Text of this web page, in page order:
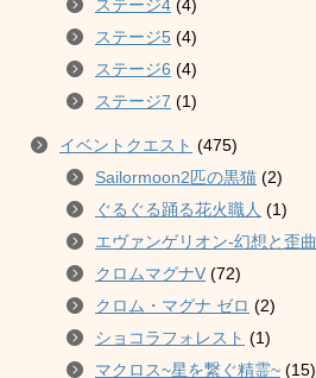
ステージ4 (4)
ステージ5 (4)
ステージ6 (4)
ステージ7 (1)
イベントクエスト (475)
Sailormoon2匹の黒猫 (2)
ぐるぐる踊る花火職人 (1)
エヴァンゲリオン-幻想と歪
クロムマグナV (72)
クロム・マグナ ゼロ (2)
ショコラフォレスト (1)
マクロス~星を繋ぐ精霊~ (15)